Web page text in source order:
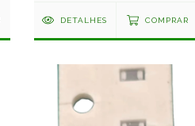
DETALHES COMPRAR